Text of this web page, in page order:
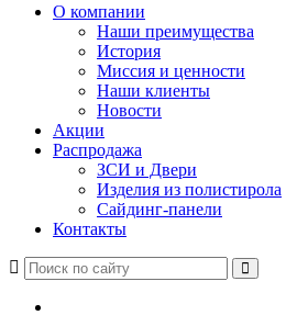
О компании
Наши преимущества
История
Миссия и ценности
Наши клиенты
Новости
Акции
Распродажа
ЗСИ и Двери
Изделия из полистирола
Сайдинг-панели
Контакты